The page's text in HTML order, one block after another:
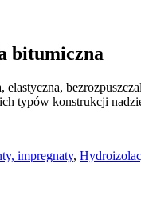
bitumiczna
elastyczna,
typów konstrukcji
impregnaty,